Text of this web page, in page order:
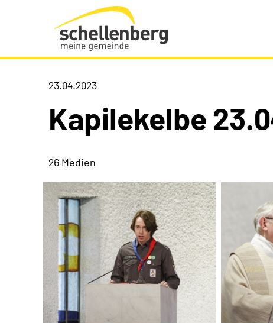
Gemeinde Schellenberg Startseite
23.04.2023
Kapilekelbe
26 Medien